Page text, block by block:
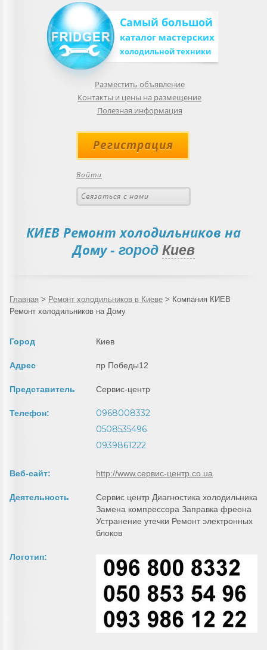
Самый большой
каталог мастерских
холодильной техники
Разместить объявление
Контакты и цены на размещение
Полезная информация
Регистрация
Войти
Связаться с нами
КИЕВ Ремонт холодильников на
Дому- город Киев
Главная > Ремонт холодильников в Киеве > Компания КИЕВ
Ремонт холодильников на Дому
Город Киев
Адрес пр Победы12
Представитель Сервис-центр
Телефон:
0968008332
0508535496
0939861222
Веб-сайт: http://www.сервис-центр.co.ua
Деятельность
Сервис центр Диагностика холодильника
Замена компрессора Заправка фреона
Устранение утечки Ремонт электронных
блоков
Логотип: